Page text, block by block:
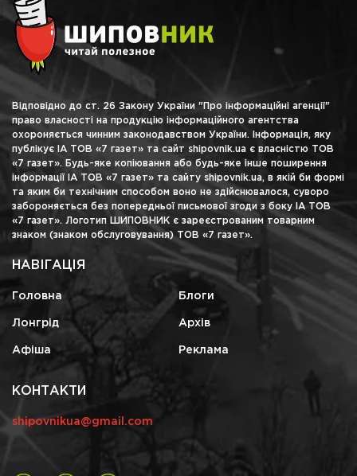
Відповідно до ст. 26 Закону України "Про інформаційні агенції"
право власності на продукцію інформаційного агентства
охороняється чинним законодавством України. Інформація, яку
публікує ІА ТОВ «7 газет» та сайт shipovnik.ua є власністю ТОВ
«7 газет». Будь-яке копіювання або будь-яке інше поширення
інформації ІА ТОВ «7 газет» та сайту shipovnik.ua, в якій би формі
та яким би технічним способом воно не здійснювалося, суворо
забороняється без попередньої письмової згоди з боку ІА ТОВ
«7 газет». Логотип ШИПОВНИК є зареєстрованим товарним
знаком (знаком обслуговування) ТОВ «7 газет».
НАВІГАЦІЯ
Головна Блоги
Лонгрід Архів
Афіша Реклама
КОНТАКТИ
shipovnikua@gmail.com